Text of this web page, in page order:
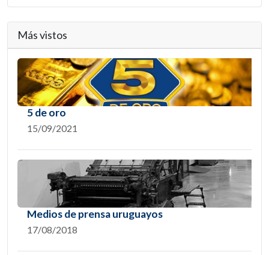
Más vistos
5 de oro
15/09/2021
Medios de prensa uruguayos
17/08/2018